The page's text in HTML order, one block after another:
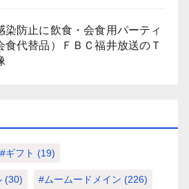
染防止に飲食・会食用パーティ
食代替品）ＦＢＣ福井放送のＴ
#ギフト (19)
(30) #ムームードメイン (226)